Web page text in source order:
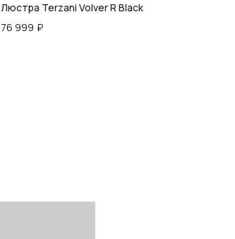
Люстра Terzani Volver R Black
76 999 ₽